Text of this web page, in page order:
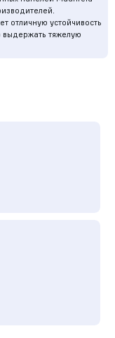
отличную устойчивость
выдержать тяжелую